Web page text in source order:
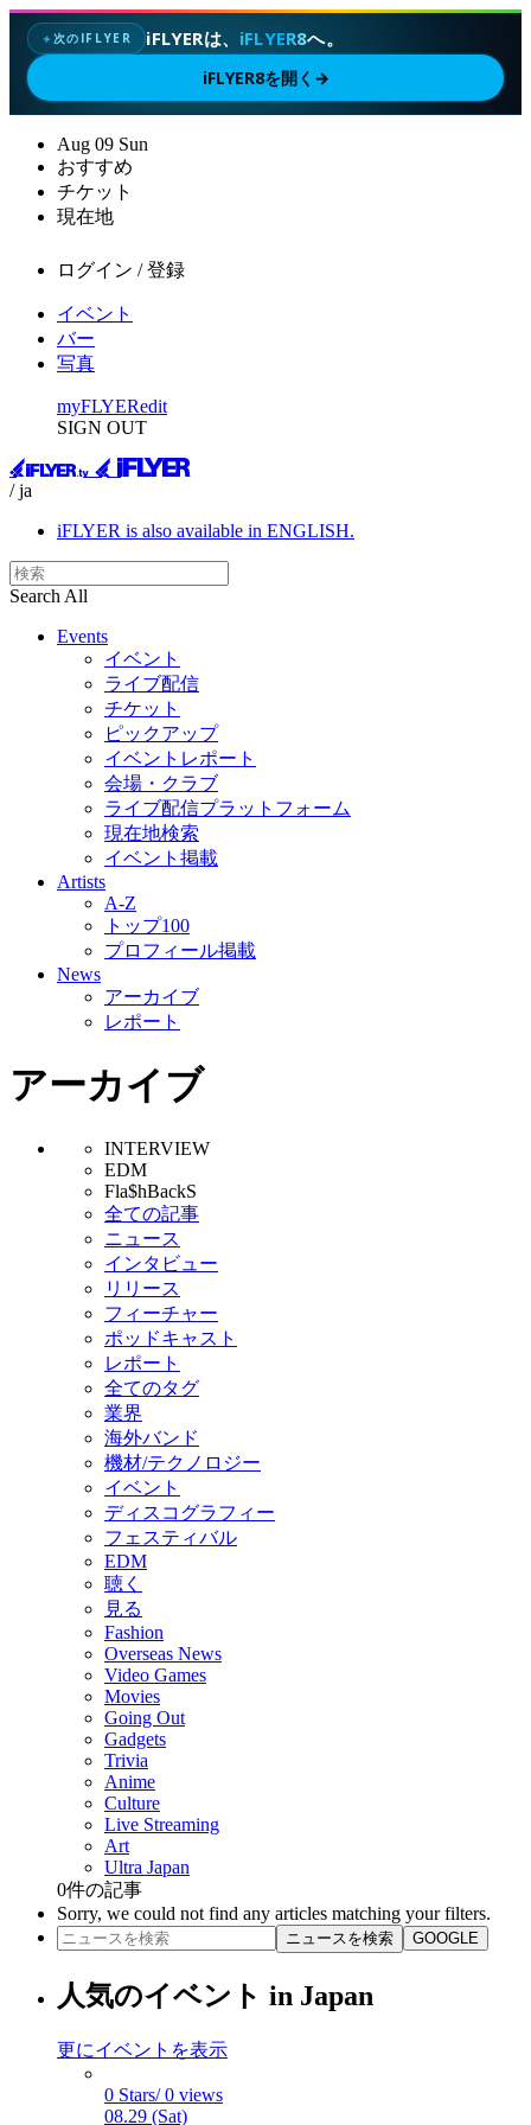
✦次のIFLYER iFLYERは、 iFLYER8へ。
iFLYER8を開く →
Aug 09 Sun
おすすめ
チケット
現在地
ログイン / 登録
イベント
バー
写真
myFLYERedit
SIGN OUT
/ ja
iFLYER is also available in ENGLISH.
Search All
Events
イベント
ライブ配信
チケット
ピックアップ
イベントレポート
会場・クラブ
ライブ配信プラットフォーム
現在地検索
イベント掲載
Artists
A-Z
トップ100
プロフィール掲載
News
アーカイブ
レポート
アーカイブ
INTERVIEW
EDM
Fla$hBackS
全ての記事
ニュース
インタビュー
リリース
フィーチャー
ポッドキャスト
レポート
全てのタグ
業界
海外バンド
機材/テクノロジー
イベント
ディスコグラフィー
フェスティバル
EDM
聴く
見る
Fashion
Overseas News
Video Games
Movies
Going Out
Gadgets
Trivia
Anime
Culture
Live Streaming
Art
Ultra Japan
0件の記事
Sorry, we could not find any articles matching your filters.
ニュースを検索 GOOGLE
人気のイベント in Japan
更にイベントを表示
0 Stars/ 0 views
08.29 (Sat)